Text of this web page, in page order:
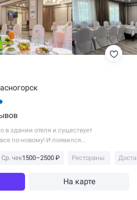
по-новому! И появился...
Ср. чек1500–2500 ₽ Рестораны
На карте